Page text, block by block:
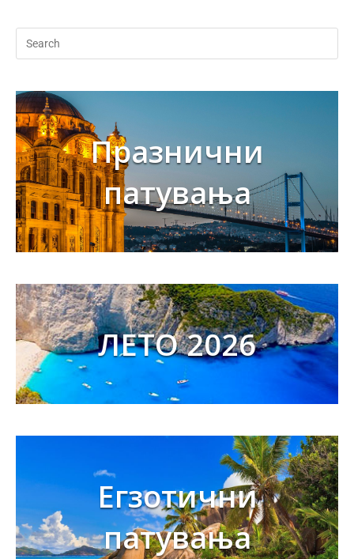
Празнични
патувања
ЛЕТО 2026
Егзотични
патувања